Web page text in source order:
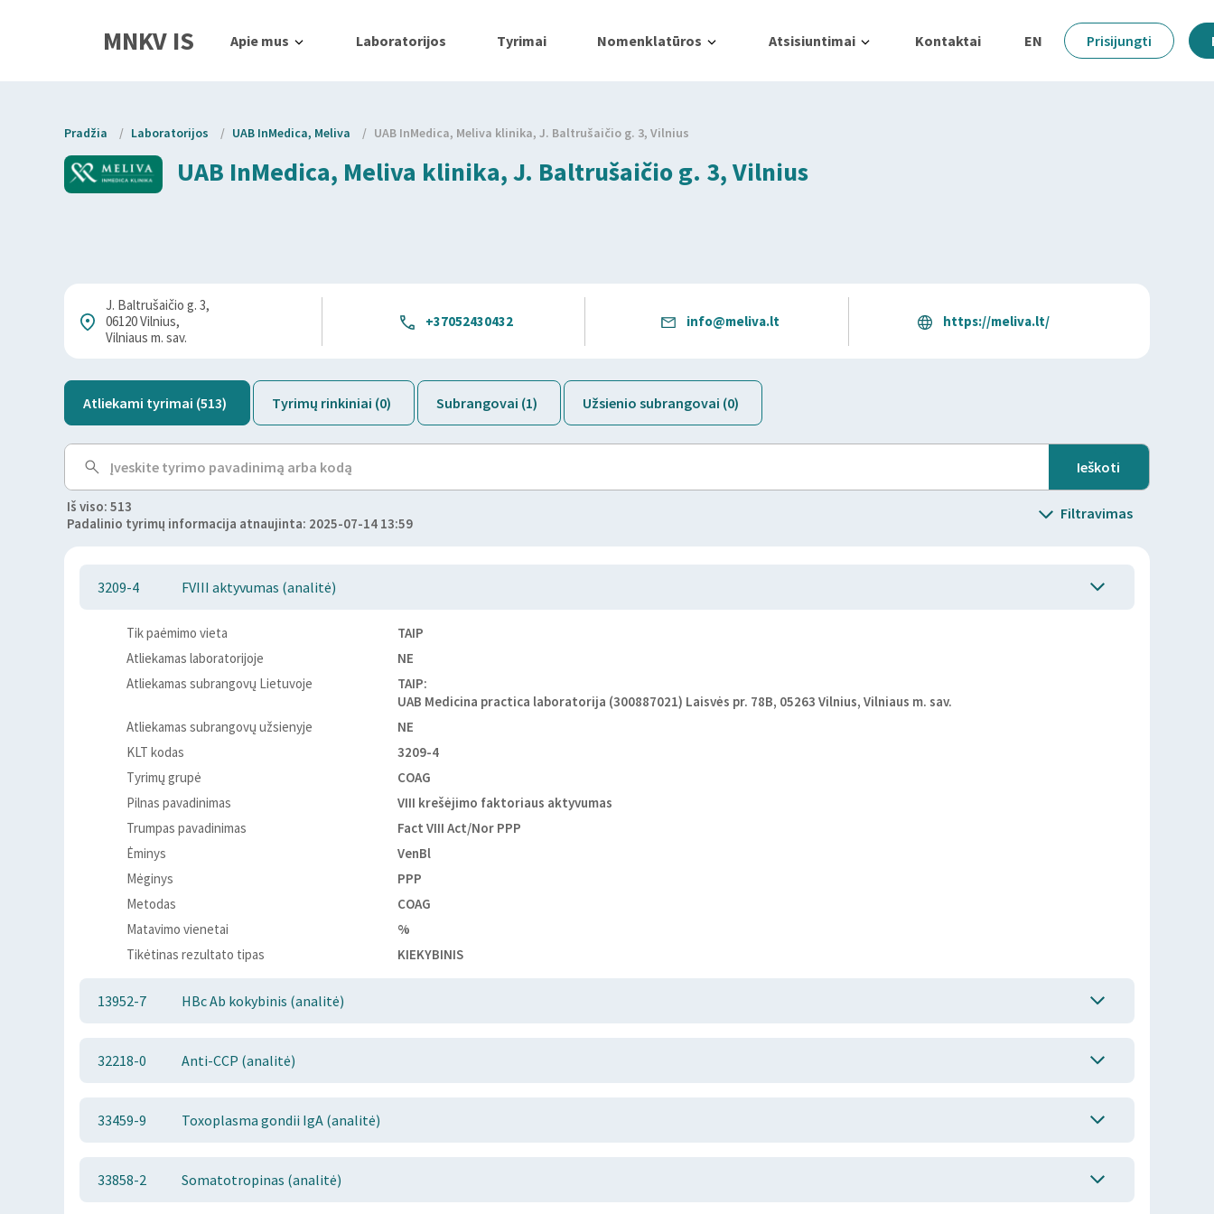
MNKV IS Apie mus Laboratorijos Tyrimai Nomenklatūros Atsisiuntimai Kontaktai EN Prisijungti
Pradžia / Laboratorijos / UAB InMedica, Meliva / UAB InMedica, Meliva klinika, J. Baltrušaičio g. 3, Vilnius
UAB InMedica, Meliva klinika, J. Baltrušaičio g. 3, Vilnius
J. Baltrušaičio g. 3,
06120 Vilnius,
Vilniaus m. sav.
+37052430432 info@meliva.lt https://meliva.lt/
Atliekami tyrimai (513) Tyrimų rinkiniai (0) Subrangovai (1) Užsienio subrangovai (0)
Iš viso: 513
Padalinio tyrimų informacija atnaujinta: 2025-07-14 13:59
Filtravimas
3209-4 FVIII aktyvumas (analitė)
Tik paėmimo vieta
TAIP
Atliekamas laboratorijoje
NE
Atliekamas subrangovų Lietuvoje
TAIP:
UAB Medicina practica laboratorija (300887021) Laisvės pr. 78B, 05263 Vilnius, Vilniaus m. sav.
Atliekamas subrangovų užsienyje
NE
KLT kodas
3209-4
Tyrimų grupė
COAG
Pilnas pavadinimas
VIII krešėjimo faktoriaus aktyvumas
Trumpas pavadinimas
Fact VIII Act/Nor PPP
Ėminys
VenBl
Mėginys
PPP
Metodas
COAG
Matavimo vienetai
%
Tikėtinas rezultato tipas
KIEKYBINIS
13952-7 HBc Ab kokybinis (analitė)
32218-0 Anti-CCP (analitė)
33459-9 Toxoplasma gondii IgA (analitė)
33858-2 Somatotropinas (analitė)